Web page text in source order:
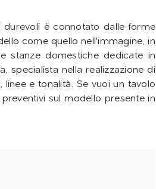
durevoli è connotato dalle forme
come quello nell'immagine, in
stanze domestiche dedicate in
specialista nella realizzazione di
e tonalità. Se vuoi un tavolo
sul modello presente in